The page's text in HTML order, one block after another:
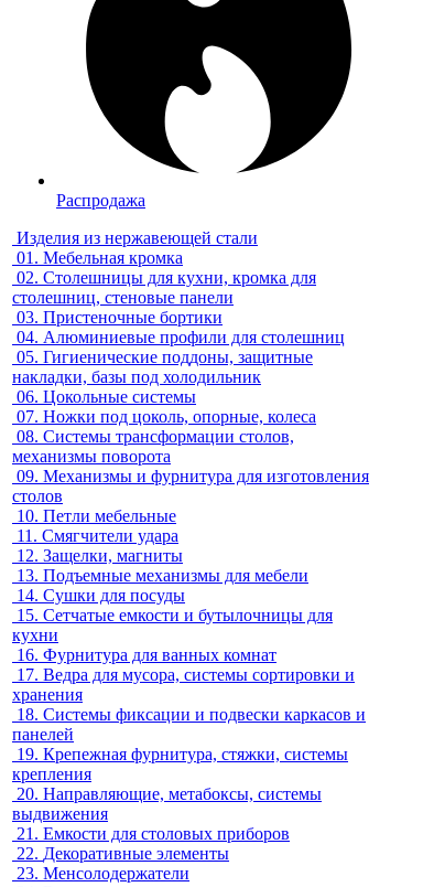
Распродажа
Изделия из нержавеющей стали
01. Мебельная кромка
02. Столешницы для кухни, кромка для
столешниц, стеновые панели
03. Пристеночные бортики
04. Алюминиевые профили для столешниц
05. Гигиенические поддоны, защитные
накладки, базы под холодильник
06. Цокольные системы
07. Ножки под цоколь, опорные, колеса
08. Системы трансформации столов,
механизмы поворота
09. Механизмы и фурнитура для изготовления
столов
10. Петли мебельные
11. Смягчители удара
12. Защелки, магниты
13. Подъемные механизмы для мебели
14. Сушки для посуды
15. Сетчатые емкости и бутылочницы для
кухни
16. Фурнитура для ванных комнат
17. Ведра для мусора, системы сортировки и
хранения
18. Системы фиксации и подвески каркасов и
панелей
19. Крепежная фурнитура, стяжки, системы
крепления
20. Направляющие, метабоксы, системы
выдвижения
21. Емкости для столовых приборов
22. Декоративные элементы
23. Менсолодержатели